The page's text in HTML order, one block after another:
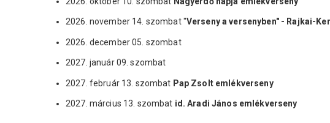
2026. november 14. szombat "Verseny a versenyben" - Rajkai-
2026. december 05. szombat
2027. január 09. szombat
2027. február 13. szombat Pap Zsolt emlékverseny
2027. március 13. szombat id. Aradi János emlékverseny